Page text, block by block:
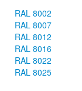
RAL 8002
RAL 8007
RAL 8012
RAL 8016
RAL 8022
RAL 8025